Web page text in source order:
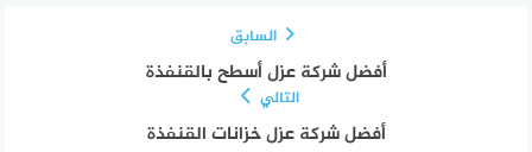
السابق
أفضل شركة عزل أسطح بالقنفذة
التالي
أفضل شركة عزل خزانات القنفذة